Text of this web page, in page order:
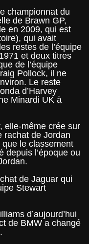
championnat du
de Brawn GP,
en 2009, qui est
qui avait
restes de l’équipe
et deux titres
de l’équipe
Pollock, il ne
Le reste
d’Harvey
Minardi UK à
elle-même crée sur
rachat de Jordan
le classement
depuis l’époque ou
de Jaguar qui
Stewart
d’aujourd’hui
de BMW a changé